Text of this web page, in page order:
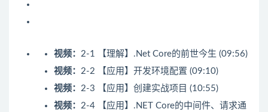
视频： 2-1 【理解】.Net Core的前世今生 (09:56)
视频： 2-2 【应用】开发环境配置 (09:10)
视频： 2-3 【应用】创建实战项目 (10:55)
视频： 2-4 【应用】.NET Core的中间件、请求通